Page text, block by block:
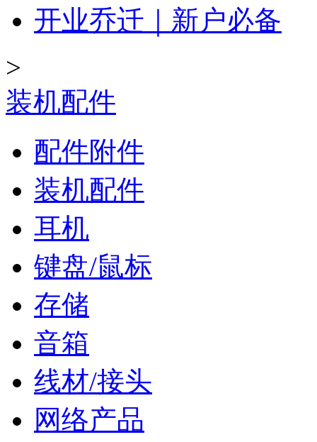
开业乔迁｜新户必备
>
装机配件
配件附件
装机配件
耳机
键盘/鼠标
存储
音箱
线材/接头
网络产品